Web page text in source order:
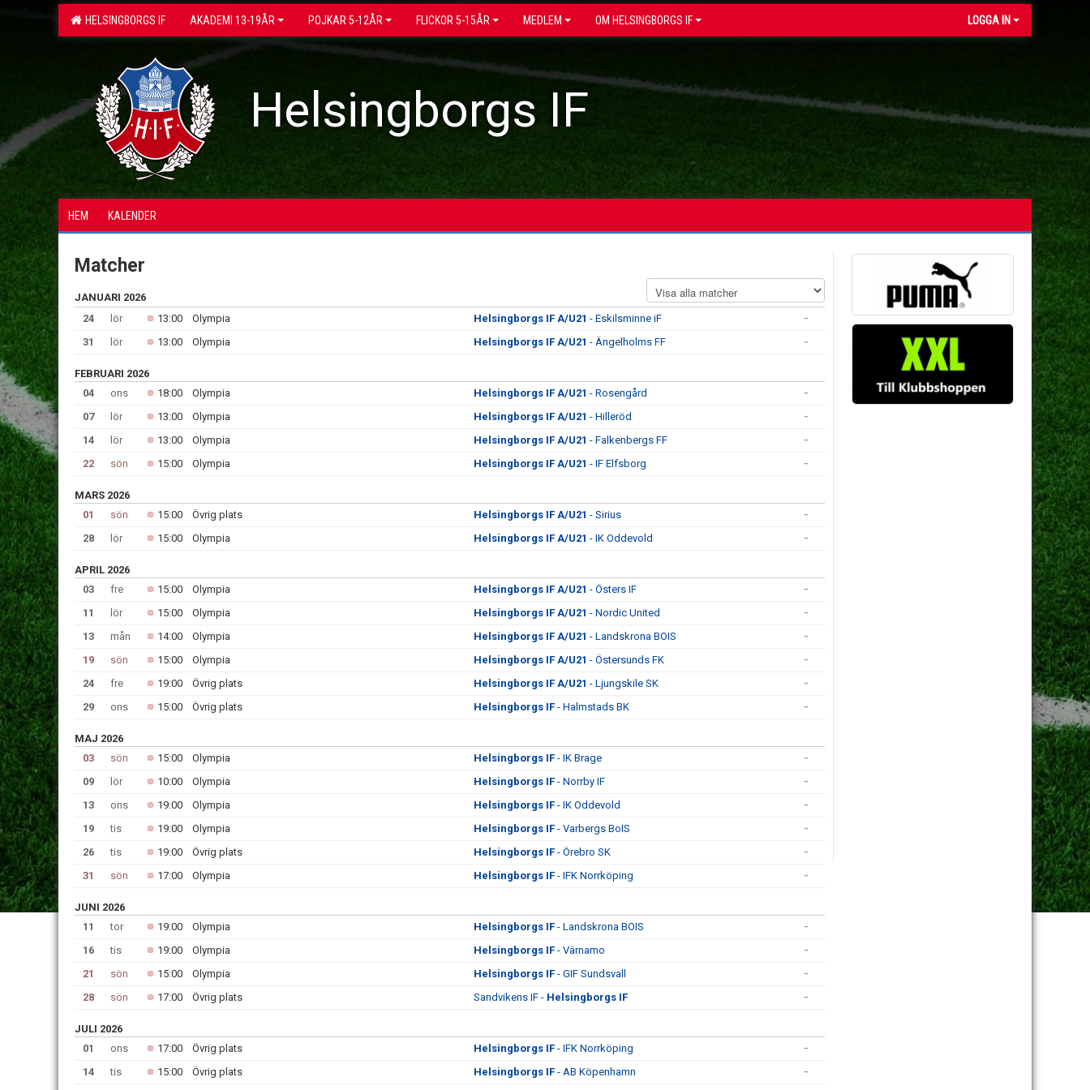
HELSINGBORGS IF AKADEMI 13-19ÅR POJKAR 5-12ÅR FLICKOR 5-15ÅR MEDLEM OM HELSINGBORGS IF LOGGA IN
Helsingborgs IF
HEM KALENDER
Matcher
JANUARI 2026
24
lör 13:00 Olympia Helsingborgs IF A/U21 - Eskilsminne iF
-
31
lör 13:00 Olympia Helsingborgs IF A/U21 - Ängelholms FF -
FEBRUARI 2026
04
ons 18:00 Olympia Helsingborgs IF A/U21 - Rosengård
-
07
lör 13:00 Olympia Helsingborgs IF A/U21 - Hilleröd
-
14
lör 13:00 Olympia Helsingborgs IF A/U21 - Falkenbergs FF
-
22
sön 15:00 Olympia Helsingborgs IF A/U21 - IF Elfsborg -
MARS 2026
01
sön 15:00 Övrig plats Helsingborgs IF A/U21 - Sirius
-
28
lör 15:00 Olympia Helsingborgs IF A/U21 - IK Oddevold -
APRIL 2026
03
fre 15:00 Olympia Helsingborgs IF A/U21 - Östers IF
-
11
lör 15:00 Olympia Helsingborgs IF A/U21 - Nordic United
-
13
mån 14:00 Olympia Helsingborgs IF A/U21 - Landskrona BOIS
-
19
sön 15:00 Olympia Helsingborgs IF A/U21 - Östersunds FK
-
24
fre 19:00 Övrig plats Helsingborgs IF A/U21 - Ljungskile SK
-
29
ons 15:00 Övrig plats Helsingborgs IF - Halmstads BK -
MAJ 2026
03
sön 15:00 Olympia Helsingborgs IF - IK Brage
-
09
lör 10:00 Olympia Helsingborgs IF - Norrby IF
-
13
ons 19:00 Olympia Helsingborgs IF - IK Oddevold
-
19
tis 19:00 Olympia Helsingborgs IF - Varbergs BoIS
-
26
tis 19:00 Övrig plats Helsingborgs IF - Örebro SK
-
31
sön 17:00 Olympia Helsingborgs IF - IFK Norrköping -
JUNI 2026
11
tor 19:00 Olympia Helsingborgs IF - Landskrona BOIS
-
16
tis 19:00 Olympia Helsingborgs IF - Värnamo
-
21
sön 15:00 Olympia Helsingborgs IF - GIF Sundsvall
-
28
sön 17:00 Övrig plats Sandvikens IF - Helsingborgs IF -
JULI 2026
01
ons 17:00 Övrig plats Helsingborgs IF - IFK Norrköping
-
14
tis 15:00 Övrig plats Helsingborgs IF - AB Köpenhamn
-